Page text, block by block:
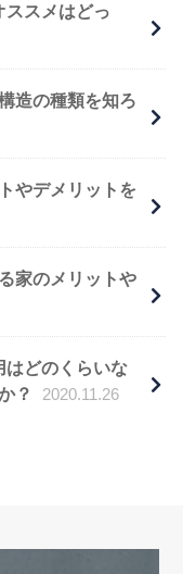
ススメはどっ
造の種類を知ろ
やデメリットを
家のメリットや
はどのくらいな
？
2020.11.26